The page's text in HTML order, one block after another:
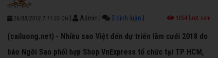
26/08/2018 7:11:33 CH Admin 0 bình luận 1054 lượt xem
(cailuong.net) - Nhiều sao Việt đến dự triển lãm cưới 2018 do
báo Ngôi Sao phối hợp Shop VnExpress tổ chức tại TP HCM,